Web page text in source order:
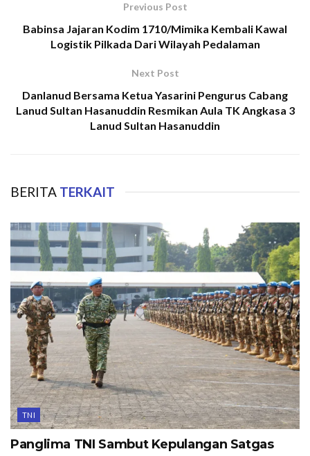
Previous Post
Babinsa Jajaran Kodim 1710/Mimika Kembali Kawal
Logistik Pilkada Dari Wilayah Pedalaman
Next Post
Danlanud Bersama Ketua Yasarini Pengurus Cabang
Lanud Sultan Hasanuddin Resmikan Aula TK Angkasa 3
Lanud Sultan Hasanuddin
BERITA TERKAIT
TNI
Panglima TNI Sambut Kepulangan Satgas